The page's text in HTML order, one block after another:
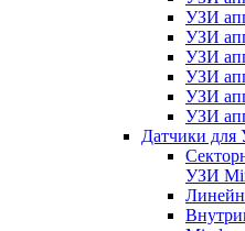
УЗИ
УЗИ
УЗИ
УЗИ
УЗИ
УЗИ
Датчики
УЗИ